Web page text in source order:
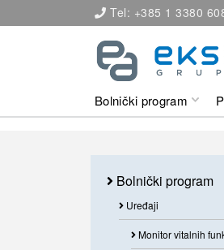
Tel: +385 1 3380
Bolnički program
Bolnički program
Uređaji
Monitor vitalnih